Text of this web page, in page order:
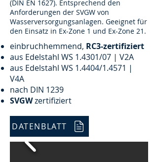
(DIN EN 1627). Entsprechend den
Anforderungen der SVGW von
Wasserversorgungsanlagen. Geeignet für
den Einsatz in Ex-Zone 1 und Ex-Zone 21.
einbruchhemmend, RC3-zertifiziert
aus Edelstahl WS 1.4301/07 | V2A
aus Edelstahl WS 1.4404/1.4571 |
V4A
nach DIN 1239
SVGWzertifiziert
DATENBLATT